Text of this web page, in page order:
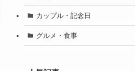
カップル・記念日
グルメ・食事